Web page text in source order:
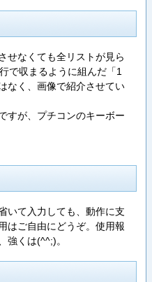
せなくても全リストが見ら
で収まるように組んだ「1
なく、画像で紹介させてい
すが、プチコンのキーボー
いて入力しても、動作に支
はご自由にどうぞ。使用報
強くは(^^;)。